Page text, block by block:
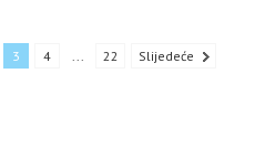
3 4 ... 22 Slijedeće